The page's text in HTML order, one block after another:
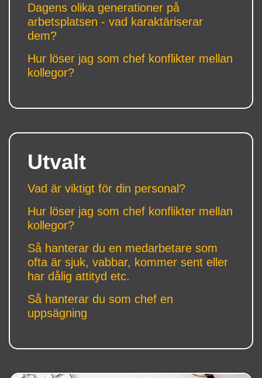
Dagens olika generationer på
arbetsplatsen - vad karaktäriserar
dem?
Hur löser jag som chef konflikter mellan
kollegor?
Utvalt
Vad är viktigt för din personal?
Hur löser jag som chef konflikter mellan
kollegor?
Så hanterar du en medarbetare som
ofta är sjuk, vabbar, kommer sent eller
har dålig attityd etc.
Så hanterar du som chef en
uppsägning